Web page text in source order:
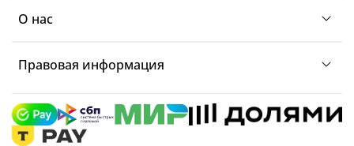
О нас
Правовая информация